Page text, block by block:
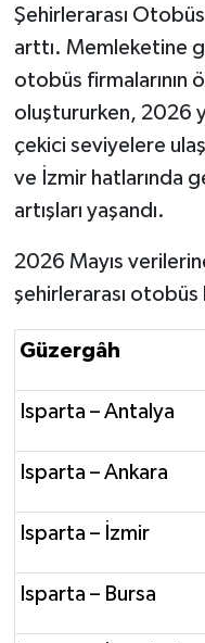
Şehirlerarası
arttı. Memleketine
otobüs firmalarının
oluştururken, 2026
çekici seviyelere
ve İzmir hatlarında
artışları yaşandı.
2026 Mayıs
şehirlerarası
Güzergâh
Isparta – Antalya
Isparta – Ankara
Isparta – İzmir
Isparta – Bursa